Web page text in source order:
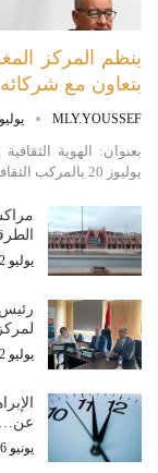
ينظم المركز
بتعاون مع
MLY.YOUSSEF يوليو 13, 2026
يوليوز 20 بالمركب الثقافي بمدينة ايت…
يوليو 12, 2026
يوليو 2, 2026
عن…
يونيو 26, 2026